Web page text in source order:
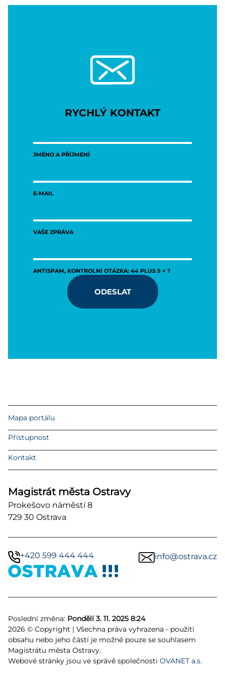
RYCHLÝ KONTAKT
JMÉNO A PŘÍJMENÍ
E-MAIL
VAŠE ZPRÁVA
ANTISPAM, KONTROLNÍ OTÁZKA: 44 PLUS 5 = ?
ODESLAT
Mapa portálu
Přístupnost
Kontakt
Magistrát města Ostravy
Prokešovo náměstí 8
729 30 Ostrava
+420 599 444 444 info@ostrava.cz
Poslední změna: Pondělí 3. 11. 2025 8:24
2026 © Copyright | Všechna práva vyhrazena - použití
obsahu nebo jeho částí je možné pouze se souhlasem
Magistrátu města Ostravy.
Webové stránky jsou ve správě společnosti OVANET a.s.